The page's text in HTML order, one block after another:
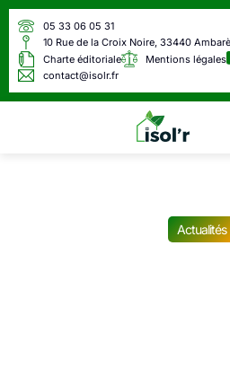
05 33 06 05 31
10 Rue de la Croix Noire, 33440
Charte éditoriale
Mentions légales
contact@isolr.fr
Actualités